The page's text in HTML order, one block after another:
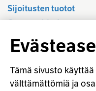
Sijoitusten tuotot
Osavuositiedot
Tilastotietokanta
Sijoitustoiminnan
Vastuullinen
Sijoitussanasto
Tämä sivusto
välttämättömiä ja